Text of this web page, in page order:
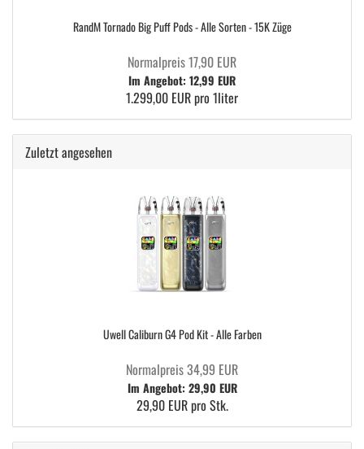
RandM Tornado Big Puff Pods - Alle Sorten - 15K Züge
Normalpreis 17,90 EUR
Im Angebot: 12,99 EUR
1.299,00 EUR pro 1liter
Zuletzt angesehen
Uwell Caliburn G4 Pod Kit - Alle Farben
Normalpreis 34,99 EUR
Im Angebot: 29,90 EUR
29,90 EUR pro Stk.